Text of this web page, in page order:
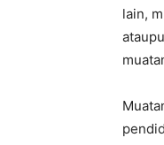
lain,